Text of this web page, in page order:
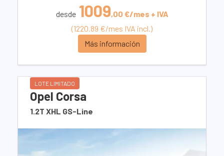
desde 1009,00 €/mes + IVA
(1220.89 €/mes IVA incl.)
Más información
LOTE LIMITADO
Opel Corsa
1.2T XHL GS-Line